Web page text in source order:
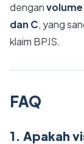
dengan
dan C, yang
klaim BPJS.
FAQ
1. Apakah